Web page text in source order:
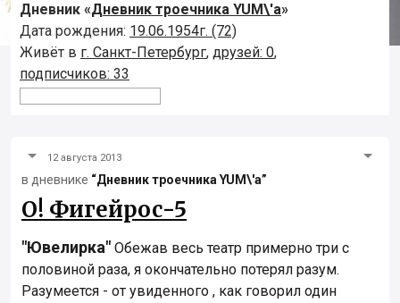
Дневник «Дневник троечника YUM\'а»
Дата рождения: 19.06.1954г. (72)
Живёт в г. Санкт-Петербург, друзей: 0,
подписчиков: 33
12 августа 2013
в дневнике “Дневник троечника YUM\'а”
О! Фигейрос-5
"Ювелирка" Обежав весь театр примерно три с
половиной раза, я окончательно потерял разум.
Разумеется - от увиденного , как говорил один